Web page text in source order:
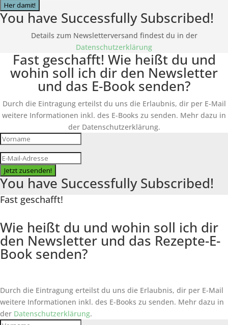
Her damit!
You have Successfully Subscribed!
Details zum Newsletterversand findest du in der
Datenschutzerklärung
Fast geschafft! Wie heißt du und
wohin soll ich dir den Newsletter
und das E-Book senden?
Durch die Eintragung erteilst du uns die Erlaubnis, dir per E-Mail
weitere Informationen inkl. des E-Books zu senden. Mehr dazu in
der Datenschutzerklärung.
Jetzt zusenden!
You have Successfully Subscribed!
Fast geschafft!
Wie heißt du und wohin soll ich dir
den Newsletter und das Rezepte-E-
Book senden?
Durch die Eintragung erteilst du uns die Erlaubnis, dir per E-Mail
weitere Informationen inkl. des E-Books zu senden. Mehr dazu in
der Datenschutzerklärung.